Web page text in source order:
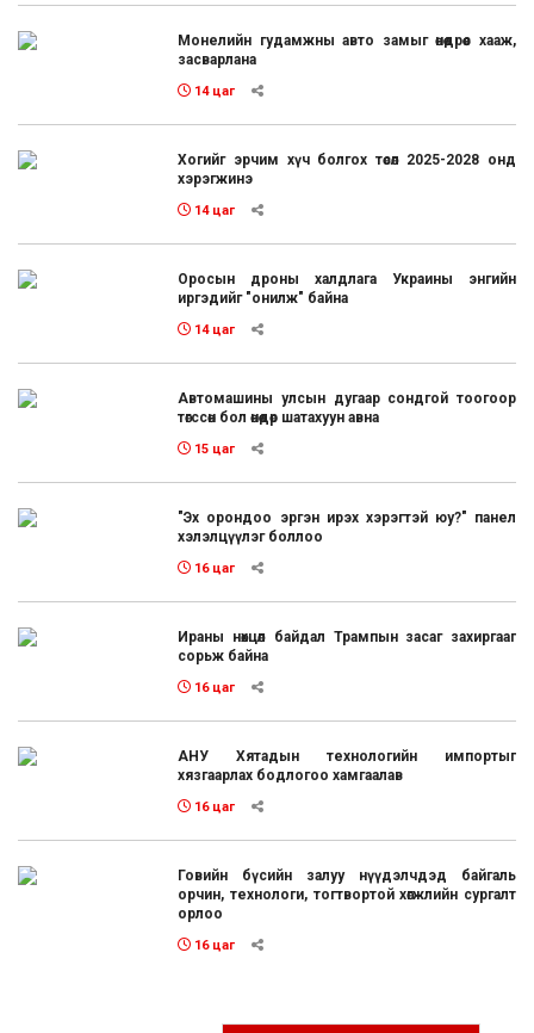
Монелийн гудамжны авто замыг өнөөдрөөс хааж,
засварлана
14 цаг
Хогийг эрчим хүч болгох төсөл 2025-2028 онд
хэрэгжинэ
14 цаг
Оросын дроны халдлага Украины энгийн
иргэдийг "онилж" байна
14 цаг
Автомашины улсын дугаар сондгой тоогоор
төгссөн бол өнөөдөр шатахуун авна
15 цаг
"Эх орондоо эргэн ирэх хэрэгтэй юу?" панел
хэлэлцүүлэг боллоо
16 цаг
Ираны нөхцөл байдал Трампын засаг захиргааг
сорьж байна
16 цаг
АНУ Хятадын технологийн импортыг
хязгаарлах бодлогоо хамгаалав
16 цаг
Говийн бүсийн залуу нүүдэлчдэд байгаль
орчин, технологи, тогтвортой хөгжлийн сургалт
орлоо
16 цаг